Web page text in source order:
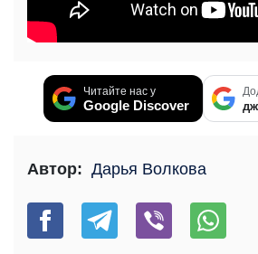
Читайте нас у
Google Discover
Автор: Дарья Волкова